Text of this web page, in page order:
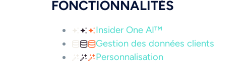
FONCTIONNALITÉS
Insider One AI™
Gestion des données clients
Personnalisation